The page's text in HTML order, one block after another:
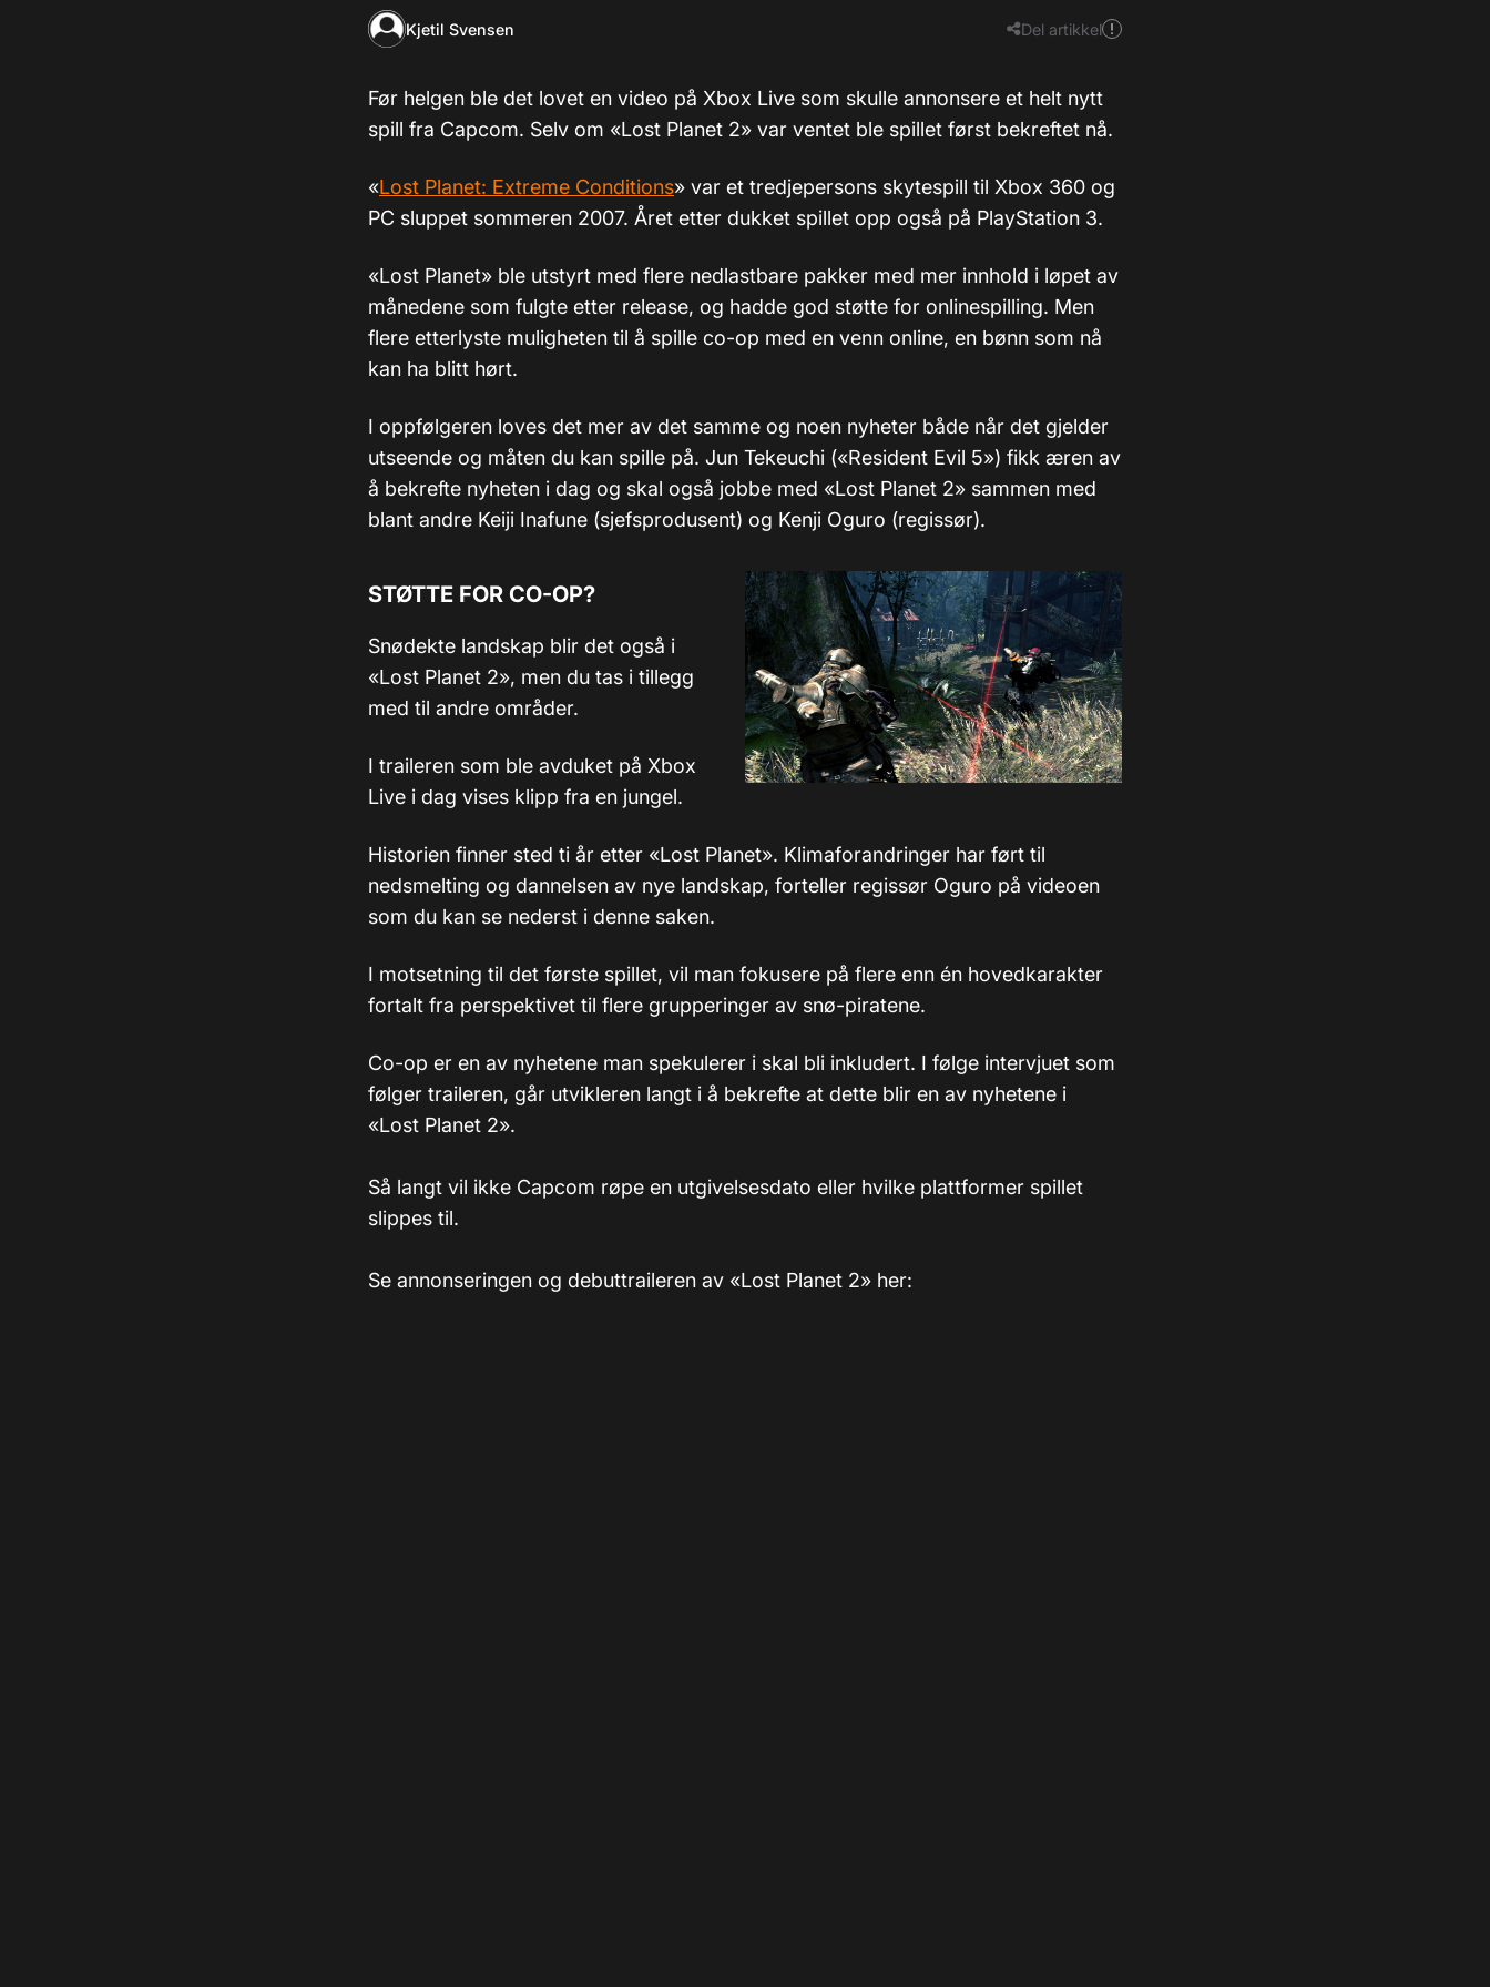
Kjetil Svensen Del artikkel
Før helgen ble det lovet en video på Xbox Live som skulle annonsere et helt nytt
spill fra Capcom. Selv om «Lost Planet 2» var ventet ble spillet først bekreftet nå.
«Lost Planet: Extreme Conditions» var et tredjepersons skytespill til Xbox 360 og
PC sluppet sommeren 2007. Året etter dukket spillet opp også på PlayStation 3.
«Lost Planet» ble utstyrt med flere nedlastbare pakker med mer innhold i løpet av
månedene som fulgte etter release, og hadde god støtte for onlinespilling. Men
flere etterlyste muligheten til å spille co-op med en venn online, en bønn som nå
kan ha blitt hørt.
I oppfølgeren loves det mer av det samme og noen nyheter både når det gjelder
utseende og måten du kan spille på. Jun Tekeuchi («Resident Evil 5») fikk æren av
å bekrefte nyheten i dag og skal også jobbe med «Lost Planet 2» sammen med
blant andre Keiji Inafune (sjefsprodusent) og Kenji Oguro (regissør).
STØTTE FOR CO-OP?
Snødekte landskap blir det også i
«Lost Planet 2», men du tas i tillegg
med til andre områder.
I traileren som ble avduket på Xbox
Live i dag vises klipp fra en jungel.
Historien finner sted ti år etter «Lost Planet». Klimaforandringer har ført til
nedsmelting og dannelsen av nye landskap, forteller regissør Oguro på videoen
som du kan se nederst i denne saken.
I motsetning til det første spillet, vil man fokusere på flere enn én hovedkarakter
fortalt fra perspektivet til flere grupperinger av snø-piratene.
Co-op er en av nyhetene man spekulerer i skal bli inkludert. I følge intervjuet som
følger traileren, går utvikleren langt i å bekrefte at dette blir en av nyhetene i
«Lost Planet 2».
Så langt vil ikke Capcom røpe en utgivelsesdato eller hvilke plattformer spillet
slippes til.
Se annonseringen og debuttraileren av «Lost Planet 2» her: